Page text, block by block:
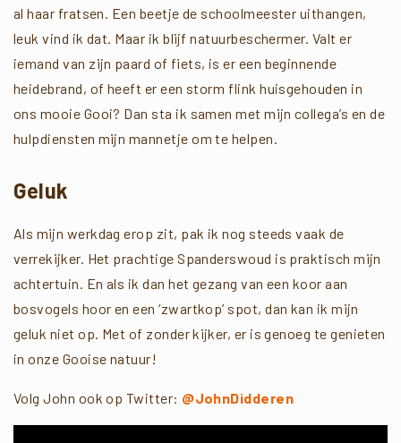
al haar fratsen. Een beetje de schoolmeester uithangen,
leuk vind ik dat. Maar ik blijf natuurbeschermer. Valt er
iemand van zijn paard of fiets, is er een beginnende
heidebrand, of heeft er een storm flink huisgehouden in
ons mooie Gooi? Dan sta ik samen met mijn collega’s en de
hulpdiensten mijn mannetje om te helpen.
Geluk
Als mijn werkdag erop zit, pak ik nog steeds vaak de
verrekijker. Het prachtige Spanderswoud is praktisch mijn
achtertuin. En als ik dan het gezang van een koor aan
bosvogels hoor en een ‘zwartkop’ spot, dan kan ik mijn
geluk niet op. Met of zonder kijker, er is genoeg te genieten
in onze Gooise natuur!
Volg John ook op Twitter: @JohnDidderen